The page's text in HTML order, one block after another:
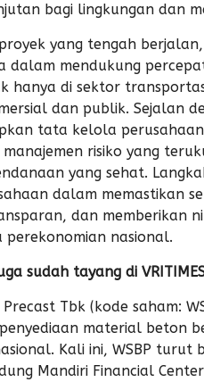
bagi lingkungan dan
yang tengah
dalam mendukung
hanya di sektor
dan publik. Sejalan
tata kelola
manajemen risiko yang
yang sehat.
dalam memastikan
dan memberikan
perekonomian nasional.
sudah tayang di
Tbk (kode saham:
material beton
Kali ini, WSBP turut
Mandiri Financial